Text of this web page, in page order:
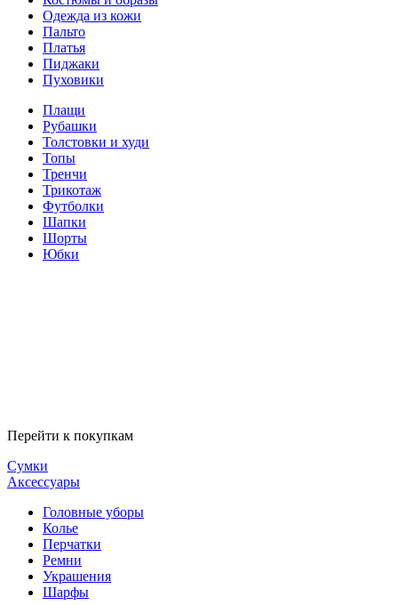
Одежда из кожи
Пальто
Платья
Пиджаки
Пуховики
Плащи
Рубашки
Толстовки и худи
Топы
Тренчи
Трикотаж
Футболки
Шапки
Шорты
Юбки
Перейти к покупкам
Сумки
Аксессуары
Головные уборы
Колье
Перчатки
Ремни
Украшения
Шарфы